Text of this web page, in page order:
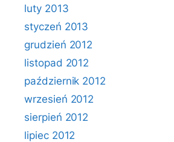
luty 2013
styczeń 2013
grudzień 2012
listopad 2012
październik 2012
wrzesień 2012
sierpień 2012
lipiec 2012